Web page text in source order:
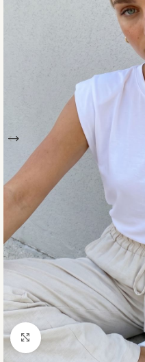
Click to enlarge